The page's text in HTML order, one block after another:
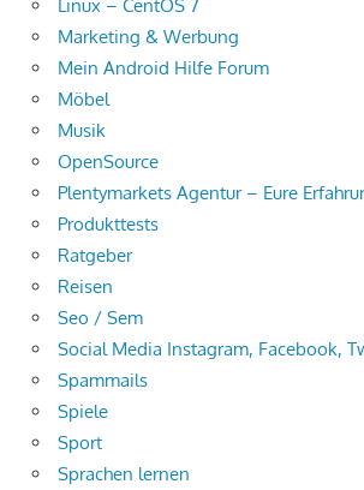
Linux – CentOS 7
Marketing & Werbung
Mein Android Hilfe Forum
Möbel
Musik
OpenSource
Plentymarkets Agentur – Eure
Produkttests
Ratgeber
Reisen
Seo / Sem
Social Media Instagram, Facebook,
Spammails
Spiele
Sport
Sprachen lernen